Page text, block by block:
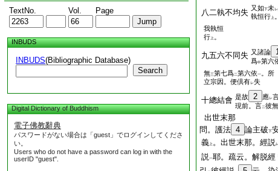
TextNo. Vol. Page
INBUDS
INBUDS(Bibliographic Database)
Search
Digital Dictionary of Buddhism
電子佛教辭典
パスワードがない場合は「guest」でログインしてくださ
い。
Users who do not have a password can log in with the
userID "guest".
八二執不均失 又如下未レ
執恒行 上
我執恒
行 上 。
九五六不同失 又諸論
爲中第六
無三第七爲二第六依一 。所
立宗因。便倶有レ失
十總結會 是故 2 應レ
現前。言二彼無
出世末那
問。護法 4 論主破下
義 上 。出世末那。經説
説一耶。疏云。解脱經